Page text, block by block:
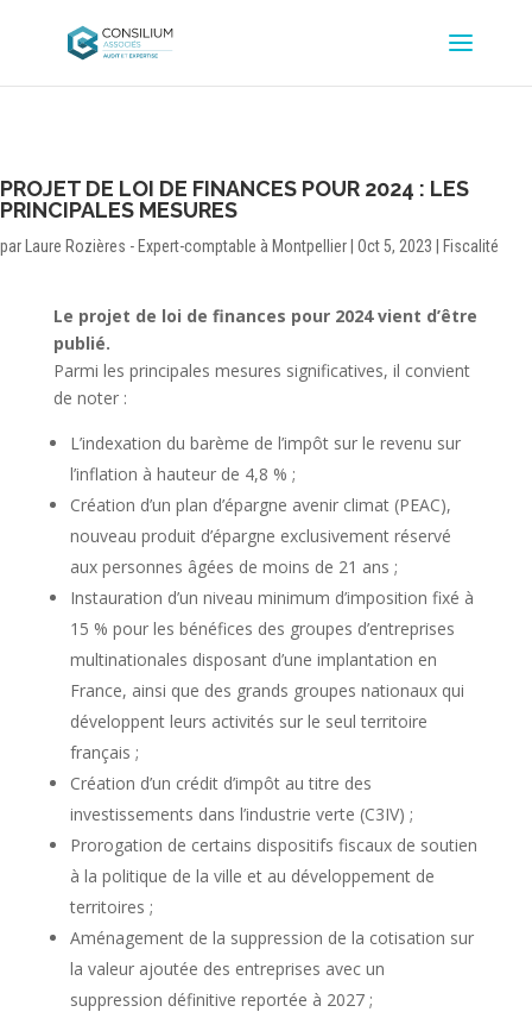
PROJET DE LOI DE FINANCES POUR 2024 : LES
PRINCIPALES MESURES
par Laure Rozières - Expert-comptable à Montpellier Oct 5, 2023 Fiscalité
Le projet de loi de finances pour 2024 vient d’être
publié.
Parmi les principales mesures significatives, il convient
de noter :
L’indexation du barème de l’impôt sur le revenu sur
l’inflation à hauteur de 4,8 % ;
Création d’un plan d’épargne avenir climat (PEAC),
nouveau produit d’épargne exclusivement réservé
aux personnes âgées de moins de 21 ans ;
Instauration d’un niveau minimum d’imposition fixé à
15 % pour les bénéfices des groupes d’entreprises
multinationales disposant d’une implantation en
France, ainsi que des grands groupes nationaux qui
développent leurs activités sur le seul territoire
français ;
Création d’un crédit d’impôt au titre des
investissements dans l’industrie verte (C3IV) ;
Prorogation de certains dispositifs fiscaux de soutien
à la politique de la ville et au développement de
territoires ;
Aménagement de la suppression de la cotisation sur
la valeur ajoutée des entreprises avec un
suppression définitive reportée à 2027 ;